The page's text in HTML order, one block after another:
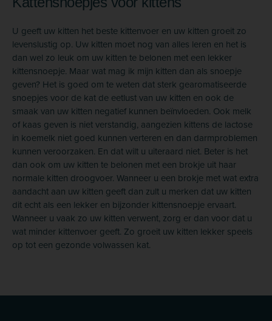
U geeft uw kitten het beste kittenvoer en uw kitten groeit zo
levenslustig op. Uw kitten moet nog van alles leren en het is
dan wel zo leuk om uw kitten te belonen met een lekker
kittensnoepje. Maar wat mag ik mijn kitten dan als snoepje
geven? Het is goed om te weten dat sterk gearomatiseerde
snoepjes voor de kat de eetlust van uw kitten en ook de
smaak van uw kitten negatief kunnen beïnvloeden. Ook melk
of kaas geven is niet verstandig, aangezien kittens de lactose
in koemelk niet goed kunnen verteren en dan darmproblemen
kunnen veroorzaken. En dat wilt u uiteraard niet. Beter is het
dan ook om uw kitten te belonen met een brokje uit haar
normale kitten droogvoer. Wanneer u een brokje met wat extra
aandacht aan uw kitten geeft dan zult u merken dat uw kitten
dit echt als een lekker en bijzonder kittensnoepje ervaart.
Wanneer u vaak zo uw kitten verwent, zorg er dan voor dat u
wat minder kittenvoer geeft. Zo groeit uw kitten lekker speels
op tot een gezonde volwassen kat.